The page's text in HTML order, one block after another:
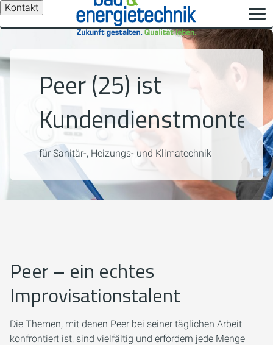
Kontakt
Peer (25) ist
Kundendienstmonteur
für Sanitär-, Heizungs- und Klimatechnik
Peer – ein echtes
Improvisationstalent
Die Themen, mit denen Peer bei seiner täglichen Arbeit
konfrontiert ist, sind vielfältig und erfordern jede Menge